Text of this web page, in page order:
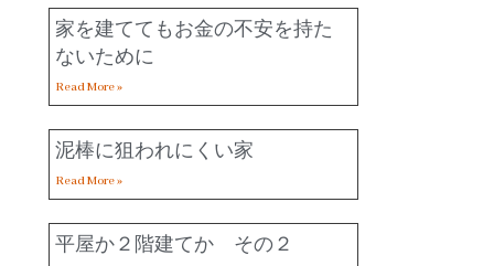
家を建ててもお金の不安を持た
ないために
Read More »
泥棒に狙われにくい家
Read More »
平屋か２階建てか その２